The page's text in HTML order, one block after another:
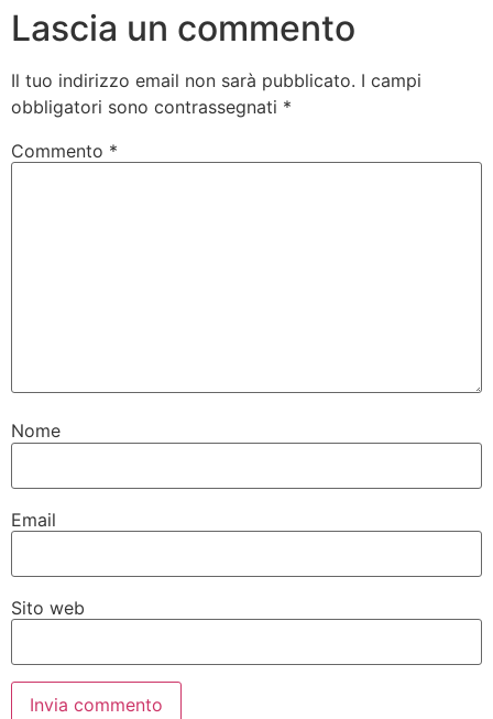
Lascia un commento
Il tuo indirizzo email non sarà pubblicato. I campi
obbligatori sono contrassegnati *
Commento *
Nome
Email
Sito web